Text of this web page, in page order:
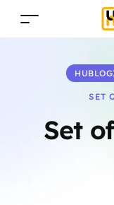
Set
SET